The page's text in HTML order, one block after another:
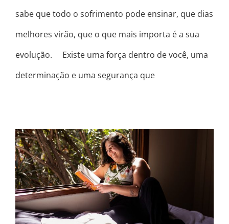
sabe que todo o sofrimento pode ensinar, que dias
melhores virão, que o que mais importa é a sua
evolução. ⠀ Existe uma força dentro de você, uma
determinação e uma segurança que
VOCÊ APRENDEU A DEIXAR O SEU
MEDO NO LUGAR DOS
PASSAGEIROS?